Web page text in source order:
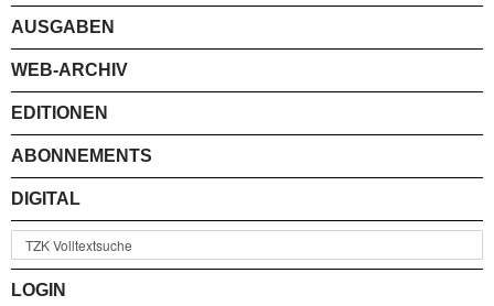
AUSGABEN
WEB-ARCHIV
EDITIONEN
ABONNEMENTS
DIGITAL
LOGIN